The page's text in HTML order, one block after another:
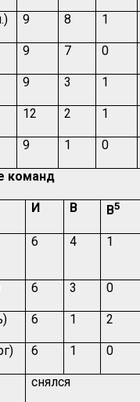
9 8 1
9 7 0
9 3 1
12 2 1
9 1 0
команд
И В В5
6 4 1
6 3 0
6 1 2
6 1 0
снялся